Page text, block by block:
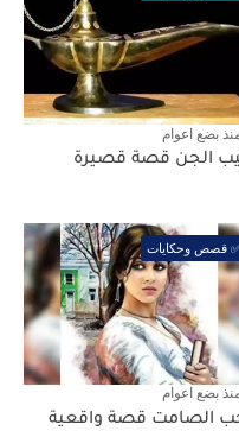
بضع اعوام
الجن قصة قصيرة
قصص وحكايات
بضع اعوام
الصامت قصة واقعية